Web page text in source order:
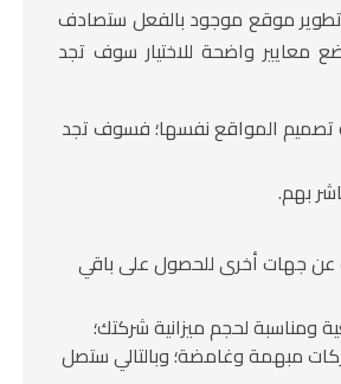
تطوير موقع موجود بالفعل ستصادف
معايير واضحة للاختيار سوف تجد
تصميم المواقع نفسها؛ فسوف تجد
بهم.
عن جهات أخرى للحصول على باقي
ومناسبة لحجم ميزانية شركتك؛
مبهمة وغامضة؛ وبالتالي ستصل